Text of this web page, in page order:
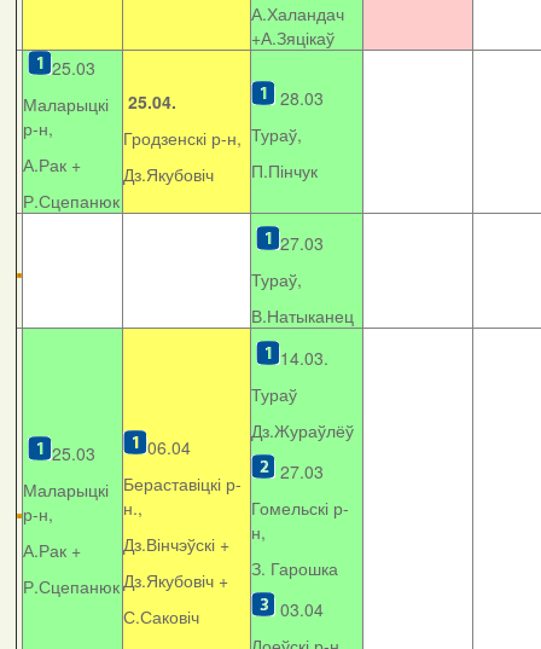
А.Халандач
+А.Зяцікаў
25.03
Маларыцкі
р-н,
А.Рак +
Р.Сцепанюк
25.04.
Гродзенскі р-н,
Дз.Якубовіч
28.03
Тураў,
П.Пінчук
27.03
Тураў,
В.Натыканец
25.03
Маларыцкі
р-н,
А.Рак +
Р.Сцепанюк
06.04
Бераставіцкі р-
н.,
Дз.Вінчэўскі +
Дз.Якубовіч +
С.Саковіч
14.03.
Тураў
Дз.Жураўлёў
27.03
Гомельскі р-
н,
З. Гарошка
03.04